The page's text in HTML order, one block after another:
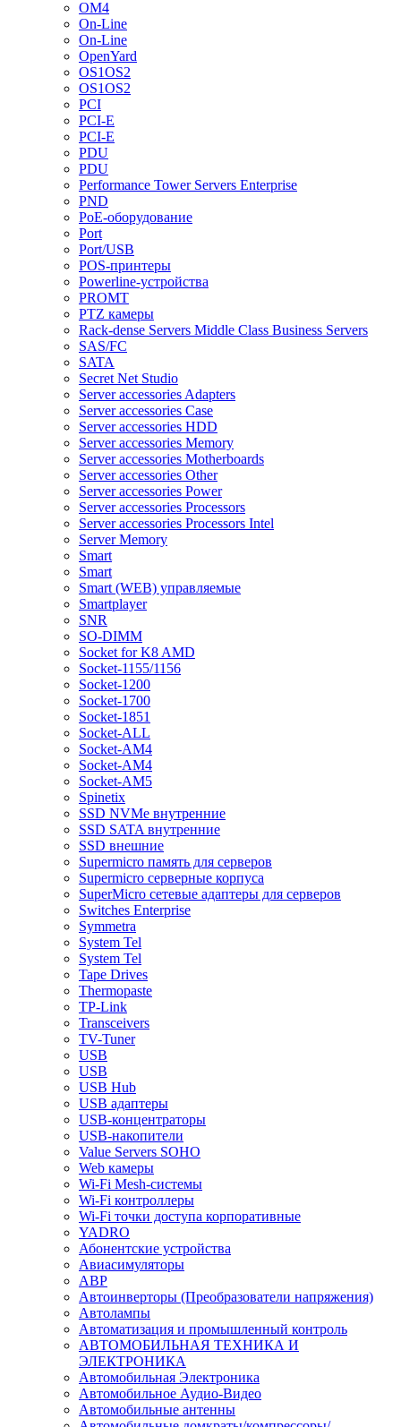
OM4
On-Line
On-Line
OpenYard
OS1OS2
OS1OS2
PCI
PCI-E
PCI-E
PDU
PDU
Performance Tower Servers Enterprise
PND
PoE-оборудование
Port
Port/USB
POS-принтеры
Powerline-устройства
PROMT
PTZ камеры
Rack-dense Servers Middle Class Business Servers
SAS/FC
SATA
Secret Net Studio
Server accessories Adapters
Server accessories Case
Server accessories HDD
Server accessories Memory
Server accessories Motherboards
Server accessories Other
Server accessories Power
Server accessories Processors
Server accessories Processors Intel
Server Memory
Smart
Smart
Smart (WEB) управляемые
Smartplayer
SNR
SO-DIMM
Socket for K8 AMD
Socket-1155/1156
Socket-1200
Socket-1700
Socket-1851
Socket-ALL
Socket-AM4
Socket-AM4
Socket-AM5
Spinetix
SSD NVMe внутренние
SSD SATA внутренние
SSD внешние
Supermicro память для серверов
Supermicro серверные корпуса
SuperMicro сетевые адаптеры для серверов
Switches Enterprise
Symmetra
System Tel
System Tel
Tape Drives
Thermopaste
TP-Link
Transceivers
TV-Tuner
USB
USB
USB Hub
USB адаптеры
USB-концентраторы
USB-накопители
Value Servers SOHO
Web камеры
Wi-Fi Mesh-системы
Wi-Fi контроллеры
Wi-Fi точки доступа корпоративные
YADRO
Абонентские устройства
Авиасимуляторы
АВР
Автоинверторы (Преобразователи напряжения)
Автолампы
Автоматизация и промышленный контроль
АВТОМОБИЛЬНАЯ ТЕХНИКА И
ЭЛЕКТРОНИКА
Автомобильная Электроника
Автомобильное Аудио-Видео
Автомобильные антенны